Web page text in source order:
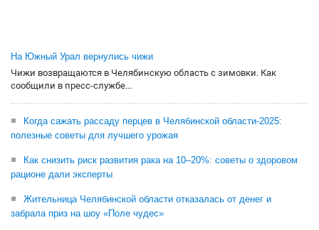
На Южный Урал вернулись чижи
Чижи возвращаются в Челябинскую область с зимовки. Как
сообщили в пресс-службе...
Когда сажать рассаду перцев в Челябинской области-2025:
полезные советы для лучшего урожая
Как снизить риск развития рака на 10–20%: советы о здоровом
рационе дали эксперты
Жительница Челябинской области отказалась от денег и
забрала приз на шоу «Поле чудес»